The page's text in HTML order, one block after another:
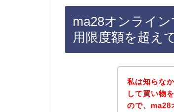
ma28オンライ
用限度額を超え
私は知らな
して買い物
ので、ma28